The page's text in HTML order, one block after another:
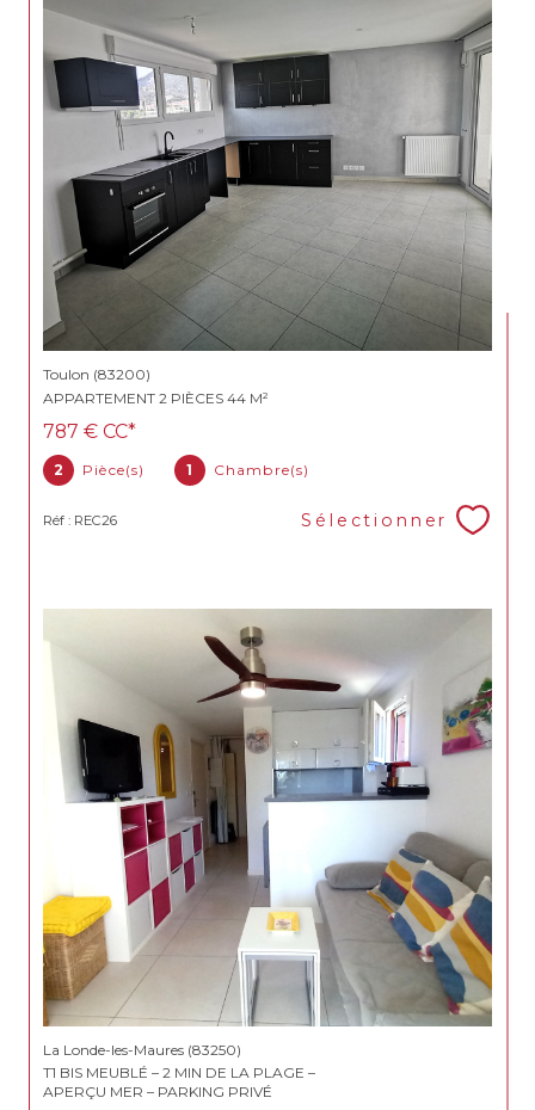
Toulon (83200)
APPARTEMENT 2 PIÈCES 44 M²
787 € CC*
2 Pièce(s) 1 Chambre(s)
Réf : REC26 Sélectionner
La Londe-les-Maures (83250)
T1 BIS MEUBLÉ – 2 MIN DE LA PLAGE –
APERÇU MER – PARKING PRIVÉ